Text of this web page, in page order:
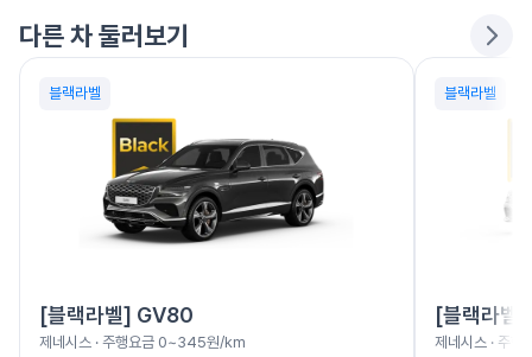
[블랙라벨] 디스커버리 스포츠의 주행요금은 0~315원/km입니
다른 차 둘러보기
블랙라벨
[블랙라벨] GV80
제네시스 · 주행요금 0~345원/km
블랙라벨
[블랙라벨
제네시스· 주행